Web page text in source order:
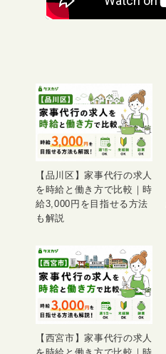
【品川区】家事代行の求人
を時給と働き方で比較｜時
給3,000円を目指せる方法
も解説
【西宮市】家事代行の求人